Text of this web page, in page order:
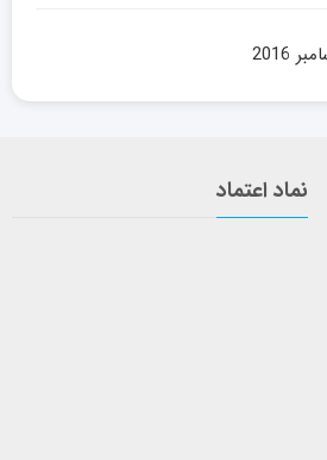
2016
نماد اعتماد